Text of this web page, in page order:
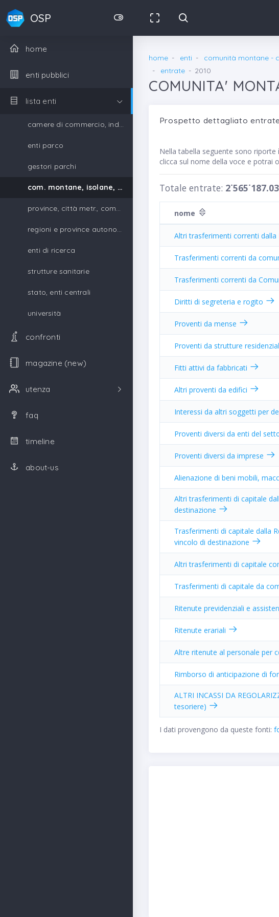
OSP
home
enti pubblici
lista enti
camere di commercio, industria, artigianato e agricoltura
enti parco
gestori parchi
com. montane, isolane, gestori parchi
province, città metr., comuni, unione di comuni
regioni e province autonome
enti di ricerca
strutture sanitarie
stato, enti centrali
università
confronti
magazine (new)
utenza
faq
timeline
about-us
home enti comunità montane -
entrate
2010
COMUNITA'
Prospetto dettagliato entrate
Nella tabella seguente sono riporte
clicca sul nome della voce e potrai
Totale entrate:
nome
Altri trasferimenti correnti dalla
Trasferimenti correnti da
Trasferimenti correnti da
Diritti di segreteria e rogito
Proventi da mense
Proventi da strutture
Fitti attivi da fabbricati
Altri proventi da edifici
Interessi da altri soggetti per
Proventi diversi da enti del
Proventi diversi da imprese
Alienazione di beni mobili,
Altri trasferimenti di capitale
destinazione
Trasferimenti di capitale dalla
vincolo di destinazione
Altri trasferimenti di capitale
Trasferimenti di capitale da
Ritenute previdenziali e
Ritenute erariali
Altre ritenute al personale per
Rimborso di anticipazione di
ALTRI INCASSI DA
tesoriere)
I dati provengono da queste fonti: